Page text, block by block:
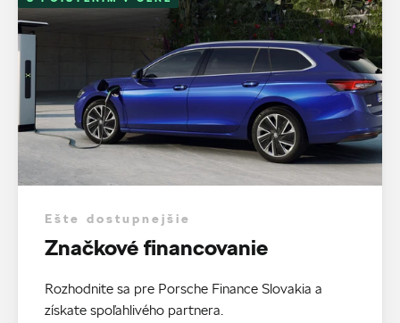
Ešte dostupnejšie
Značkové financovanie
Rozhodnite sa pre Porsche Finance Slovakia a
získate spoľahlivého partnera.